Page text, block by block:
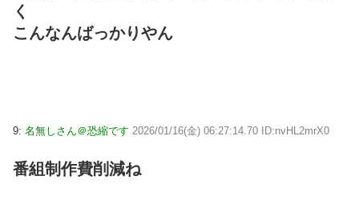
く
こんなんばっかりやん
9: 名無しさん＠恐縮です 2026/01/16(金) 06:27:14.70 ID:nvHL2mrX0
番組制作費削減ね